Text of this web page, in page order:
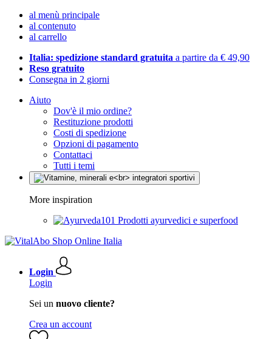
al menù principale
al contenuto
al carrello
Italia: spedizione standard gratuita a partire da € 49,90
Reso gratuito
Consegna in 2 giorni
Aiuto
Dov'è il mio ordine?
Restituzione prodotti
Costi di spedizione
Opzioni di pagamento
Contattaci
Tutti i temi
More inspiration
Prodotti ayurvedici e superfood
Login
Login
Sei un nuovo cliente?
Crea un account